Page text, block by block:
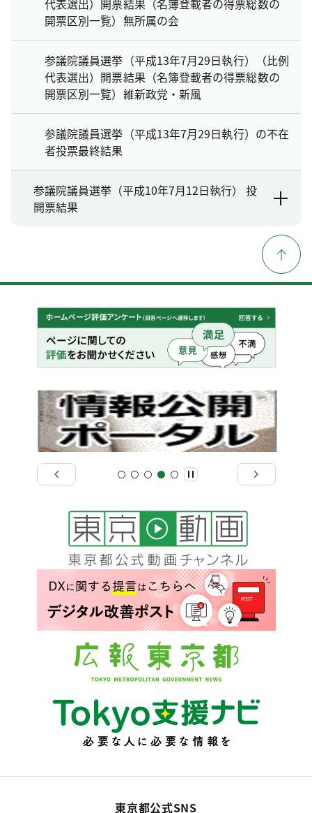
開票区別一覧）無所属の会
参議院議員選挙（平成13年7月29日執行）（比例
代表選出）開票結果（名簿登載者の得票総数の
開票区別一覧）維新政党・新風
参議院議員選挙（平成13年7月29日執行）の不在
者投票最終結果
参議院議員選挙（平成10年7月12日執行） 投
開票結果
東京都公式SNS